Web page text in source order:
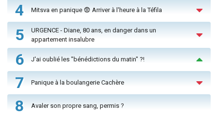
4 Mitsva en panique 😨 Arriver à l'heure à la Téfila
5
URGENCE - Diane, 80 ans, en danger dans un
appartement insalubre
6 J'ai oublié les "bénédictions du matin" ?!
7 Panique à la boulangerie Cachère
8 Avaler son propre sang, permis ?